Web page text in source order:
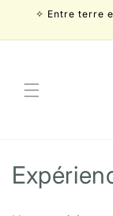
passer
✧ Entre terre
C